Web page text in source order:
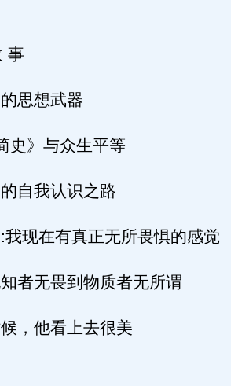
思想武器
》与众生平等
我认识之路
在有真正无所畏惧的感觉
无畏到物质者无所谓
他看上去很美